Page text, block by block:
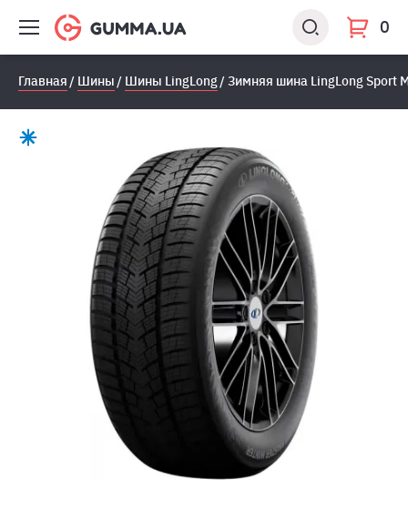
0
Главная Шины Шины LingLong Зимняя шина LingLong Sport